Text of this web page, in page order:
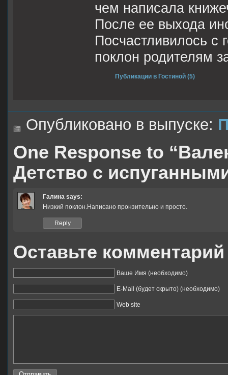
чем написала
После ее выхода
Посчастливилось с
поклон родителям
Публикации в Гостиной (5)
Опубликовано в выпуске:
One Response to
Детство с
Галина says:
Низкий поклон.Написано пронзительно и просто.
Reply
Оставьте комментарий
Ваше Имя (необходимо)
E-Mail (будет скрыто) (необходимо)
Web site